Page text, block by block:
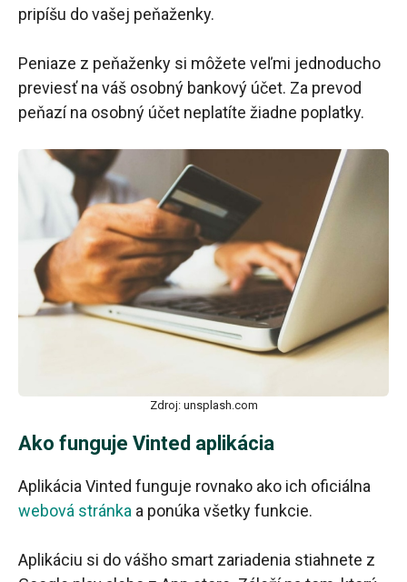
pripíšu do vašej peňaženky.
Peniaze z peňaženky si môžete veľmi jednoducho
previesť na váš osobný bankový účet. Za prevod
peňazí na osobný účet neplatíte žiadne poplatky.
Zdroj: unsplash.com
Ako funguje Vinted aplikácia
Aplikácia Vinted funguje rovnako ako ich oficiálna
webová stránka a ponúka všetky funkcie.
Aplikáciu si do vášho smart zariadenia stiahnete z